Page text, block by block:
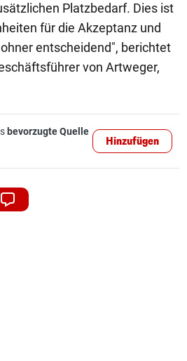
Platzbedarf. Dies ist
für die Akzeptanz und
entscheidend", berichtet
von Artweger,
bevorzugte Quelle
Hinzufügen